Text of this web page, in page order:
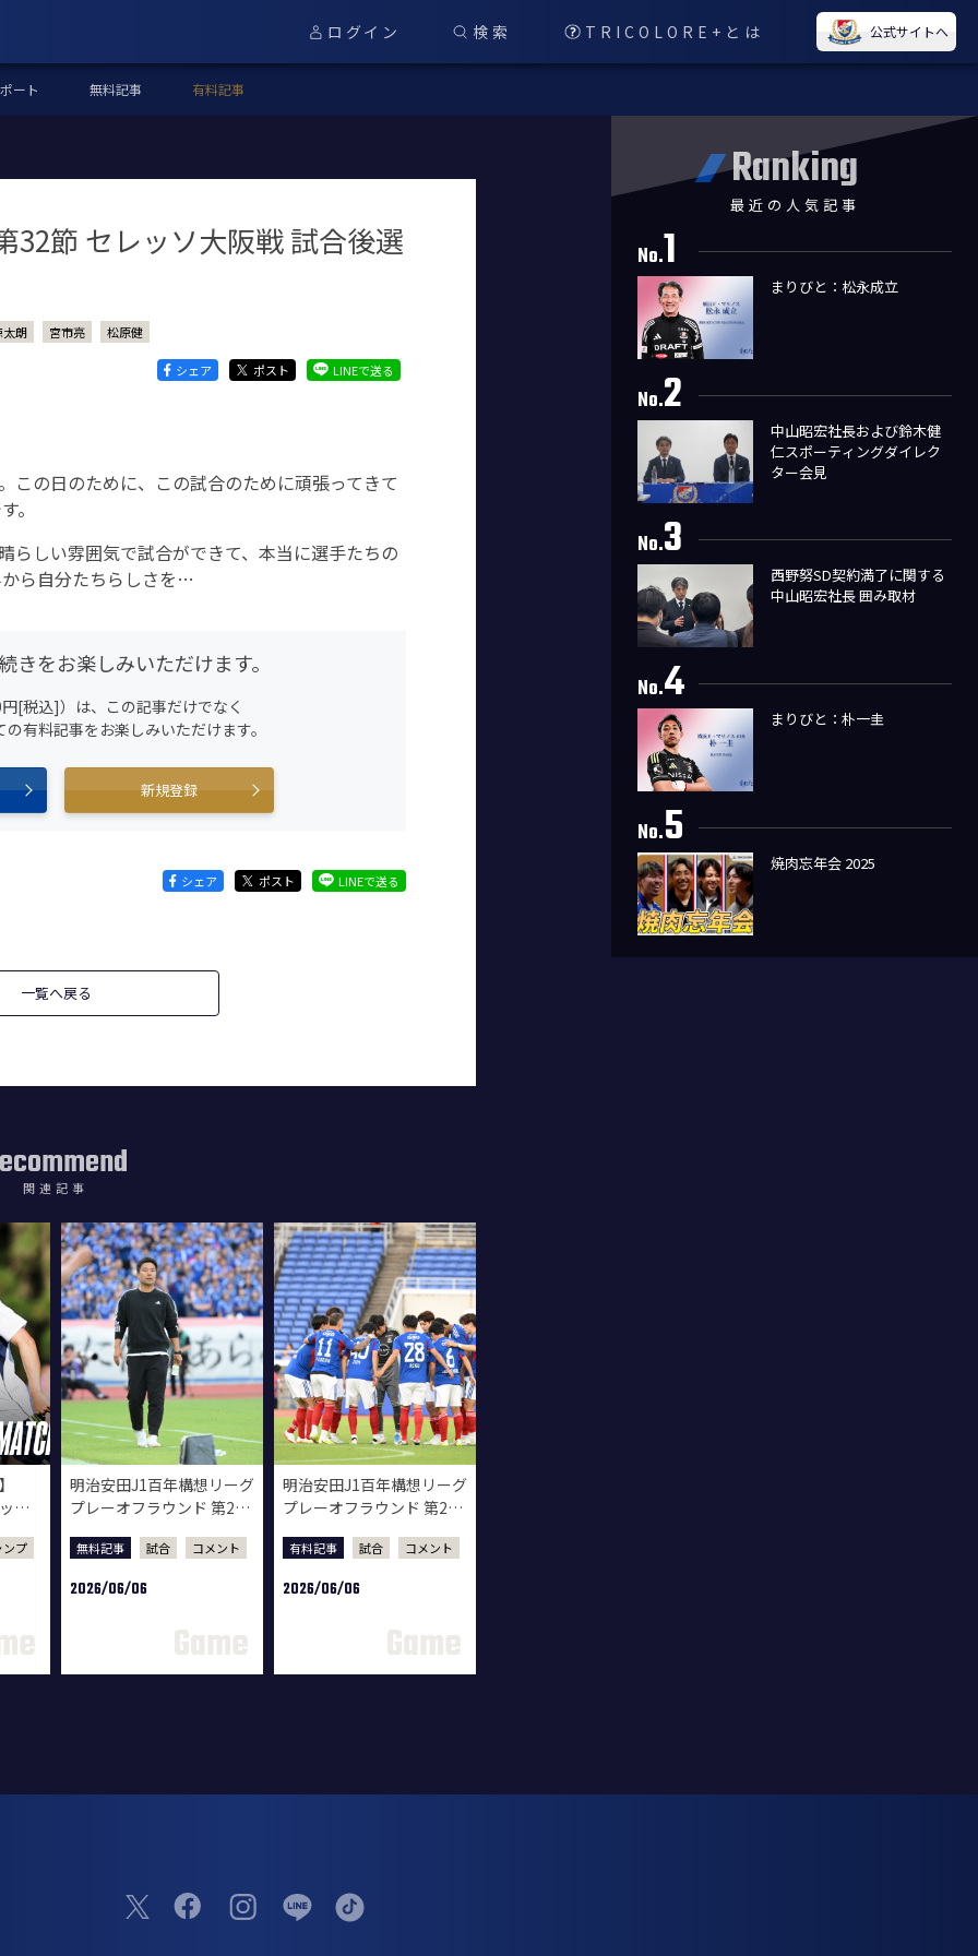
ログイン 検索 TRICOLORE+とは 公式サイトへ
ート 無料記事 有料記事
32節 セレッソ大阪戦 試合後選
太朗 宮市亮 松原健
シェア ポスト LINEで送る
この日のために、この試合のために頑張ってきて
。
らしい雰囲気で試合ができて、本当に選手たちの
ら自分たちらしさを…
きをお楽しみいただけます。
[税込]）は、この記事だけでなく
有料記事をお楽しみいただけます。
新規登録
シェア ポスト LINEで送る
一覧へ戻る
関連記事
チ
ンプ
明治安田J1百年構想リーグ
プレーオフラウンド 第2戦
監督会見
無料記事 試合 コメント
2026/06/06
明治安田J1百年構想リーグ
プレーオフラウンド 第2戦
選手コメント
有料記事 試合 コメント
2026/06/06
Ranking
最近の人気記事
No.1
まりびと：松永成立
No.2
中山昭宏社長および鈴木健
仁スポーティングダイレク
ター会見
No.3
西野努SD契約満了に関する
中山昭宏社長 囲み取材
No.4
まりびと：朴一圭
No.5
焼肉忘年会 2025